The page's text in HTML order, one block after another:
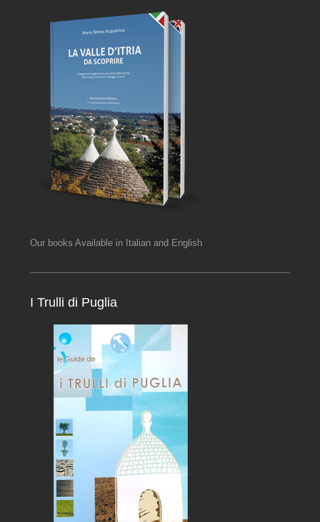
Our books Available in Italian and English
I Trulli di Puglia